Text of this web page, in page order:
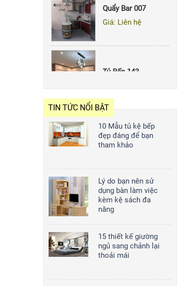
Giá: Liên hệ
2,000,000đ/md
Tủ bếp 020
2,000,000đ/md
2,000,000đ/md
TIN TỨC NỔI BẬT
10 Mẫu tủ kệ bếp
đẹp đáng để bạn
tham khảo
Lý do bạn nên sử
dụng bàn làm việc
kèm kệ sách đa
năng
15 thiết kế giường
ngủ sang chảnh lại
thoải mái